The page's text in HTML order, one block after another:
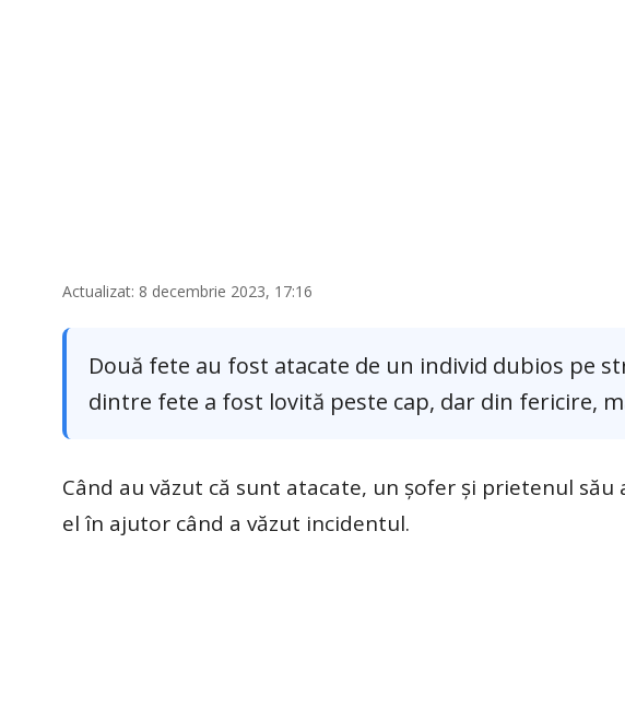
Actualizat: 8 decembrie 2023, 17:16
Două fete au fost atacate de un individ dubios pe
dintre fete a fost lovită peste cap, dar din fericire,
Când au văzut că sunt atacate, un șofer și prietenul
el în ajutor când a văzut incidentul.